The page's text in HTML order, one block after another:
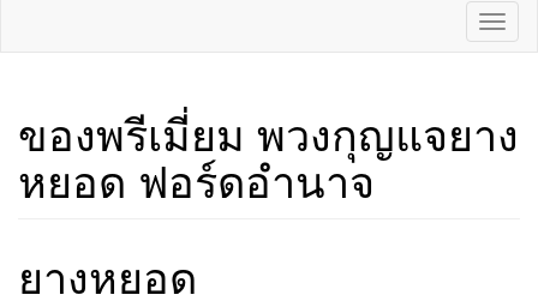
ของพรีเมี่ยม พวงกุญแจยาง
หยอด ฟอร์ดอำนาจ
ยางหยอด